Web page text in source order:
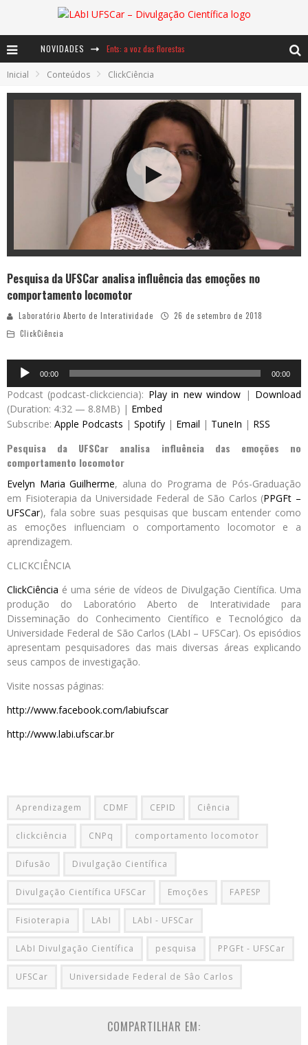
NOVIDADES Ents: a voz das florestas
Notáveis: Bertha Lutz
Baú de Histórias - A jamais imaginada aventura com os moinhos de vento
Inicial Conteúdos ClickCiência
Pesquisa da UFSCar analisa influência das emoções no
comportamento locomotor
Laboratório Aberto de Interatividade
26 de setembro de 2018
ClickCiência
Audio
Player
00:00 00:00
Podcast (podcast-clickciencia): Play in new window | Download
(Duration: 4:32 — 8.8MB) | Embed
Subscribe: Apple Podcasts | Spotify | Email | TuneIn | RSS
Pesquisa da UFSCar analisa influência das emoções no
comportamento locomotor
Evelyn Maria Guilherme, aluna do Programa de Pós-Graduação
em Fisioterapia da Universidade Federal de São Carlos (PPGFt –
UFSCar), fala sobre suas pesquisas que buscam entender como
as emoções influenciam o comportamento locomotor e a
aprendizagem.
CLICKCIÊNCIA
ClickCiência é uma série de vídeos de Divulgação Científica. Uma
produção do Laboratório Aberto de Interatividade para
Disseminação do Conhecimento Científico e Tecnológico da
Universidade Federal de São Carlos (LAbI – UFSCar). Os episódios
apresentam pesquisadores das mais diversas áreas explicando
seus campos de investigação.
Visite nossas páginas:
http://www.facebook.com/labiufscar
http://www.labi.ufscar.br
Aprendizagem CDMF CEPID Ciência
clickciência CNPq comportamento locomotor
Difusão Divulgação Científica
Divulgação Científica UFSCar Emoções FAPESP
Fisioterapia LAbI LAbI - UFSCar
LAbI Divulgação Científica pesquisa PPGFt - UFSCar
UFSCar Universidade Federal de Sâo Carlos
COMPARTILHAR EM: